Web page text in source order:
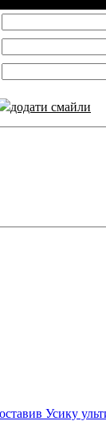
додати смайли
Усику